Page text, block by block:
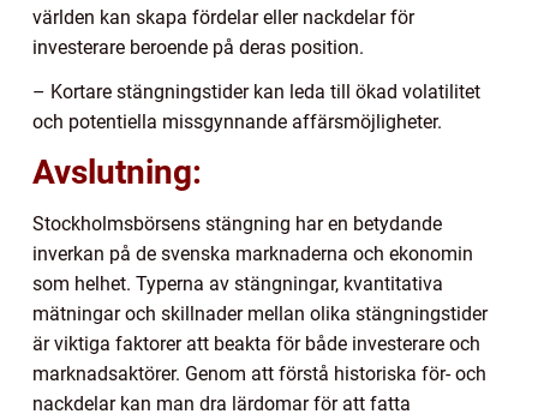
världen kan skapa fördelar eller nackdelar för
investerare beroende på deras position.
– Kortare stängningstider kan leda till ökad volatilitet
och potentiella missgynnande affärsmöjligheter.
Avslutning:
Stockholmsbörsens stängning har en betydande
inverkan på de svenska marknaderna och ekonomin
som helhet. Typerna av stängningar, kvantitativa
mätningar och skillnader mellan olika stängningstider
är viktiga faktorer att beakta för både investerare och
marknadsaktörer. Genom att förstå historiska för- och
nackdelar kan man dra lärdomar för att fatta